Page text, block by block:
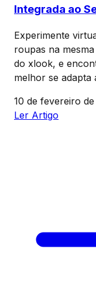
Integrada ao
Experimente
roupas na
do xlook, e
melhor se adapta
10 de fevereiro
Ler Artigo